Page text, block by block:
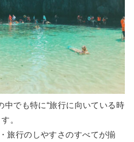
中でも特に“旅行に向いている時
。
旅行のしやすさのすべてが揃